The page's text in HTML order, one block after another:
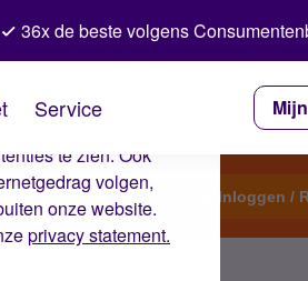
je ervaring op de
te zien. Ook
volgen,
onze website.
privacy statement.
36x de beste volgens
Service
Start een topic Inloggen /